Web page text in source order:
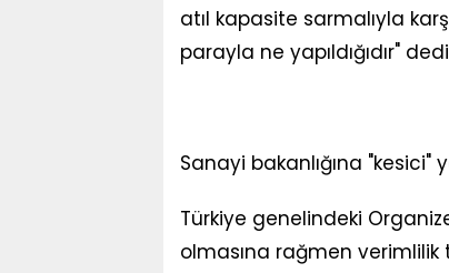
atıl kapasite sarmalıyla
parayla ne yapıldığıdır"
Sanayi bakanlığına "kesici"
Türkiye genelindeki
olmasına rağmen verimlilik